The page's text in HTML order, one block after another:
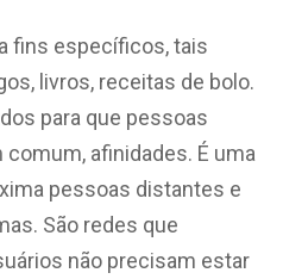
fins específicos, tais
livros, receitas de bolo.
para que pessoas
afinidades. É uma
pessoas distantes e
São redes que
não precisam estar